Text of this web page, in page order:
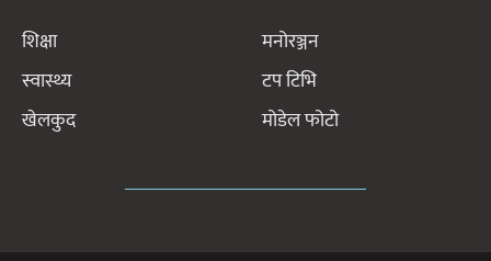
शिक्षा
स्वास्थ्य
खेलकुद
मनोरञ्जन
टप टिभि
मोडेल फोटो